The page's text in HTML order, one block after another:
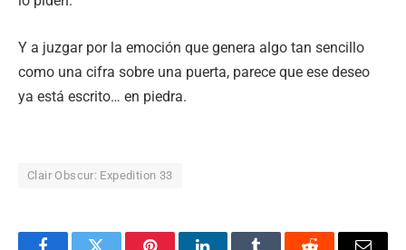
Y a juzgar por la emoción que genera algo tan sencillo
como una cifra sobre una puerta, parece que ese deseo
ya está escrito… en piedra.
Clair Obscur: Expedition 33